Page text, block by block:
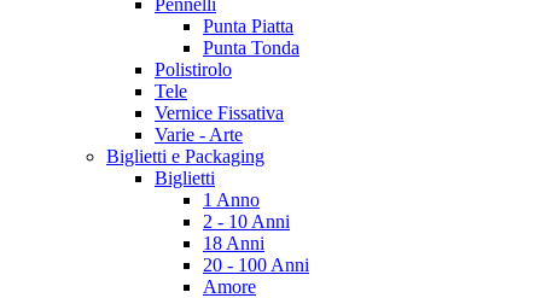
Pennelli
Punta Piatta
Punta Tonda
Polistirolo
Tele
Vernice Fissativa
Varie - Arte
Biglietti e Packaging
Biglietti
1 Anno
2 - 10 Anni
18 Anni
20 - 100 Anni
Amore